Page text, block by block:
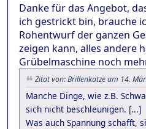
Danke für das Angebot,
ich gestrickt bin, brauche
Rohentwurf der ganzen
zeigen kann, alles andere
Grübelmaschine noch
Zitat von: Brillenkatze am 14.
Manche Dinge, wie z.B.
sich nicht beschleunigen. [...]
Was auch Spannung schafft,